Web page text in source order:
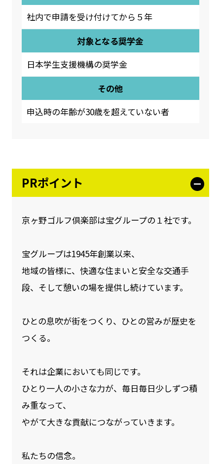
社内で申請を受け付けてから５年
対象となる奨学金
日本学生支援機構の奨学金
その他
申込時の年齢が30歳を超えていない者
PRポイント
京ヶ野ゴルフ倶楽部は宝グループの１社です。
宝グループは1945年創業以来、
地域の皆様に、快適な住まいと安全な交通手
段、そして憩いの場を提供し続けています。
ひとの息吹が街をつくり、ひとの営みが歴史を
つくる。
それは企業においても同じです。
ひとり一人の小さな力が、毎日毎日少しずつ積
み重なって、
やがて大きな貢献につながっていきます。
私たちの信念。